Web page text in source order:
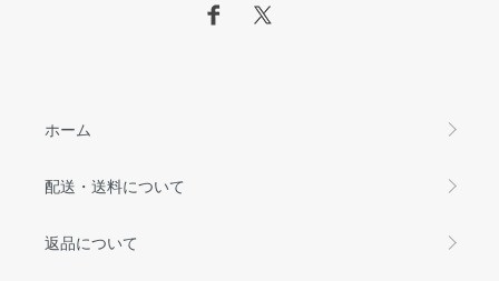
ホーム
配送・送料について
返品について